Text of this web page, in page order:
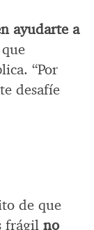
ayudarte a
“Por
desafíe
de que
frágil no